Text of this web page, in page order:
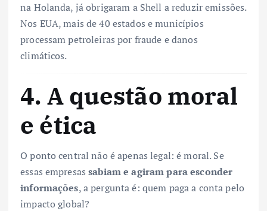
na Holanda, já obrigaram a Shell a reduzir emissões.
Nos EUA, mais de 40 estados e municípios
processam petroleiras por fraude e danos
climáticos.
4. A questão moral
e ética
O ponto central não é apenas legal: é moral. Se
essas empresassabiam e agiram para esconder
informações, a pergunta é: quem paga a conta pelo
impacto global?